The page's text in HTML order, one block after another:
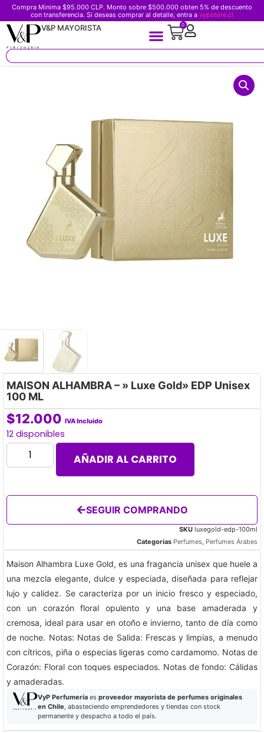
Compra Minima $95.000 CLP. Monto sobre $500.000 obten 5% de descuento
con transferencia. Si deseas comprar al detalle, entra a vypstore.cl
V&P MAYORISTA 0
MAISON ALHAMBRA – » Luxe Gold» EDP Unisex
100 ML
$12.000 IVA Incluido
12 disponibles
AÑADIR AL CARRITO
SEGUIR COMPRANDO
SKU luxegold-edp-100ml
Categorías Perfumes, Perfumes Árabes
Maison Alhambra Luxe Gold, es una fragancia unisex que huele a
una mezcla elegante, dulce y especiada, diseñada para reflejar
lujo y calidez. Se caracteriza por un inicio fresco y especiado,
con un corazón floral opulento y una base amaderada y
cremosa, ideal para usar en otoño e invierno, tanto de día como
de noche. Notas: Notas de Salida: Frescas y limpias, a menudo
con cítricos, piña o especias ligeras como cardamomo. Notas de
Corazón: Floral con toques especiados. Notas de fondo: Cálidas
y amaderadas.
VyP Perfumeríaes proveedor mayorista de perfumes originales
en Chile, abasteciendo emprendedores y tiendas con stock
permanente y despacho a todo el país.